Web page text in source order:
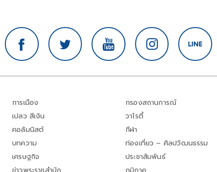
การเมือง
เปลว สีเงิน
คอลัมนิสต์
บทความ
เศรษฐกิจ
กรองสถานการณ์
วาไรตี้
กีฬา
ท่องเที่ยว – ศิลปวัฒนธรรม
ประชาสัมพันธ์